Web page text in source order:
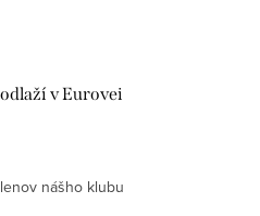
v Eurovei
nášho klubu